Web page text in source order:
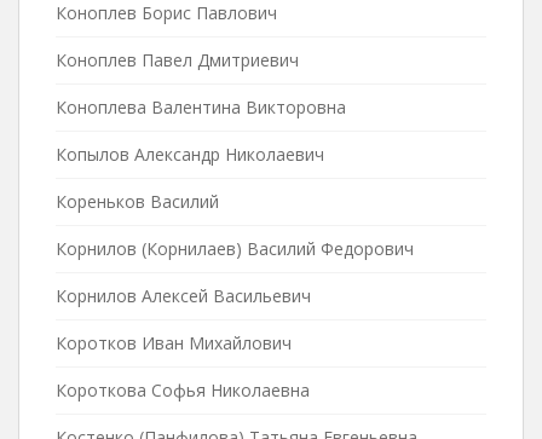
Коноплев Борис Павлович
Коноплев Павел Дмитриевич
Коноплева Валентина Викторовна
Копылов Александр Николаевич
Кореньков Василий
Корнилов (Корнилаев) Василий Федорович
Корнилов Алексей Васильевич
Коротков Иван Михайлович
Короткова Софья Николаевна